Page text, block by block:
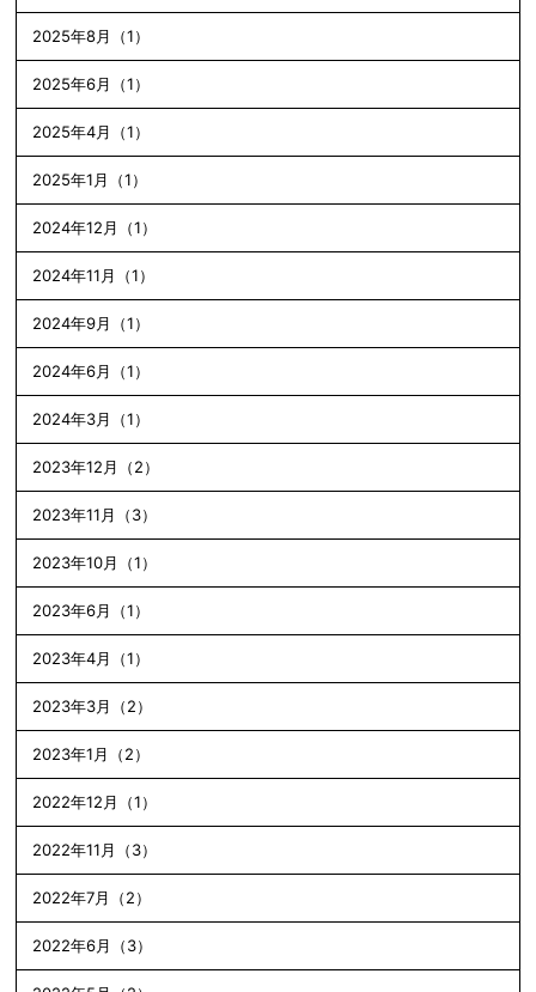
2025年8月（1）
2025年6月（1）
2025年4月（1）
2025年1月（1）
2024年12月（1）
2024年11月（1）
2024年9月（1）
2024年6月（1）
2024年3月（1）
2023年12月（2）
2023年11月（3）
2023年10月（1）
2023年6月（1）
2023年4月（1）
2023年3月（2）
2023年1月（2）
2022年12月（1）
2022年11月（3）
2022年7月（2）
2022年6月（3）